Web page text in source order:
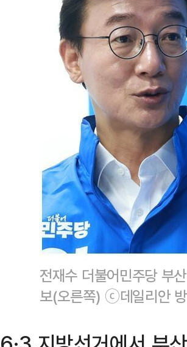
전재수 더불어민주당 부
보(오른쪽) ⓒ데일리안